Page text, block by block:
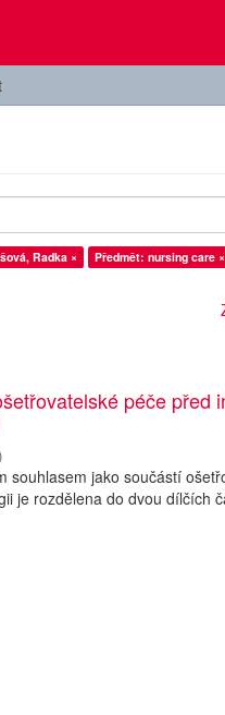
Radka ×
Předmět: nursing care ×
péče před
souhlasem jako součástí
je rozdělena do dvou dílčích